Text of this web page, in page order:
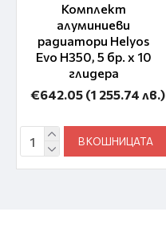
Комплект
алуминиеви
радиатори Helyos
Evo H350, 5 бр. x 10
глидера
€642.05 (1 255.74 лв.)
В КОШНИЦАТА